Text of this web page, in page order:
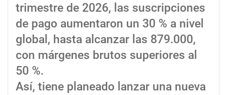
trimestre de 2026, las suscripciones
de pago aumentaron un 30 % a nivel
global, hasta alcanzar las 879.000,
con márgenes brutos superiores al
50 %.
Así, tiene planeado lanzar una nueva